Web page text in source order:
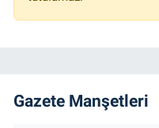
Gazete Manşetleri